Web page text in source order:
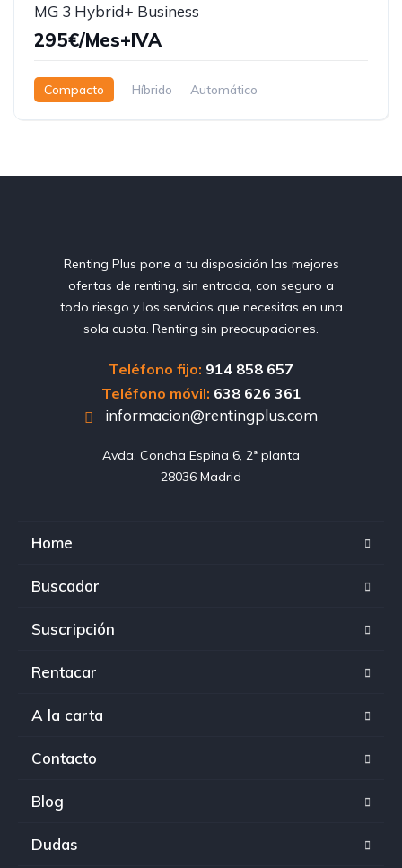
MG 3 Hybrid+ Business
295€/Mes+IVA
Compacto Híbrido Automático
Renting Plus pone a tu disposición las mejores
ofertas de renting, sin entrada, con seguro a
todo riesgo y los servicios que necesitas en una
sola cuota. Renting sin preocupaciones.
Teléfono fijo: 914 858 657
Teléfono móvil: 638 626 361
informacion@rentingplus.com
Avda. Concha Espina 6, 2ª planta
28036 Madrid
Home
Buscador
Suscripción
Rentacar
A la carta
Contacto
Blog
Dudas